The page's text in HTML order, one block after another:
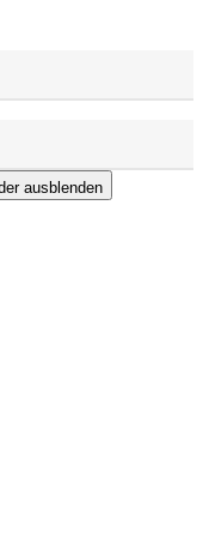
ausblenden